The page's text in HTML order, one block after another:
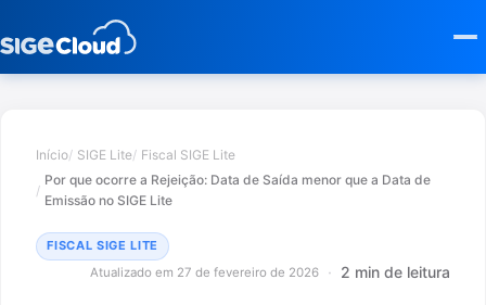
Início SIGE Lite Fiscal SIGE Lite
Por que ocorre a Rejeição: Data de Saída menor que a Data de
Emissão no SIGE Lite
FISCAL SIGE LITE
Atualizado em 27 de fevereiro de 2026
2 min de leitura